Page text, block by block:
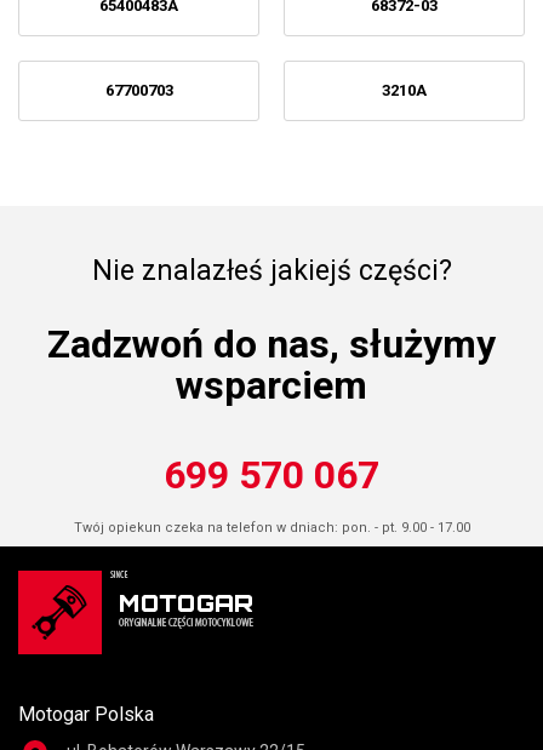
65400483A 68372-03
67700703 3210A
Nie znalazłeś jakiejś części?
Zadzwoń do nas, służymy
wsparciem
699 570 067
Twój opiekun czeka na telefon w dniach: pon. - pt. 9.00 - 17.00
Motogar Polska